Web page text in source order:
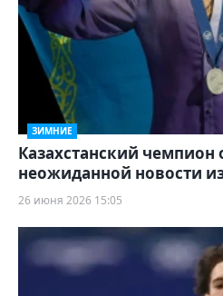
ЗИМНИЕ
Казахстанский чемпион
неожиданной новости
26 июня 2026 15:05